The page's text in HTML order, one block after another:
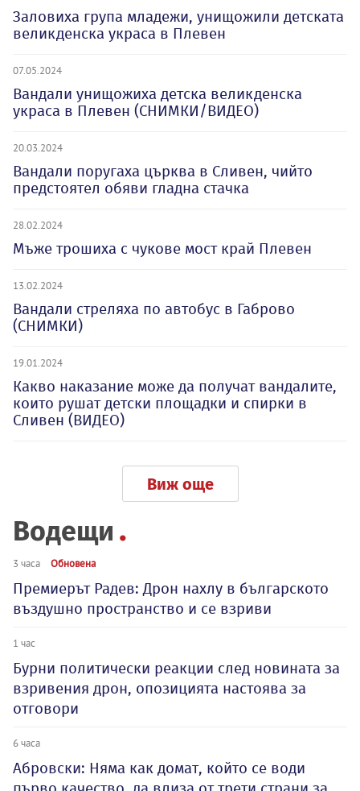
Заловиха група младежи, унищожили детската
великденска украса в Плевен
07.05.2024
Вандали унищожиха детска великденска
украса в Плевен (СНИМКИ/ВИДЕО)
20.03.2024
Вандали поругаха църква в Сливен, чийто
предстоятел обяви гладна стачка
28.02.2024
Мъже трошиха с чукове мост край Плевен
13.02.2024
Вандали стреляха по автобус в Габрово
(СНИМКИ)
19.01.2024
Какво наказание може да получат вандалите,
които рушат детски площадки и спирки в
Сливен (ВИДЕО)
Виж още
Водещи
3 часа Обновена
Премиерът Радев: Дрон нахлу в българското
въздушно пространство и се взриви
1 час
Бурни политически реакции след новината за
взривения дрон, опозицията настоява за
отговори
6 часа
Абровски: Няма как домат, който се води